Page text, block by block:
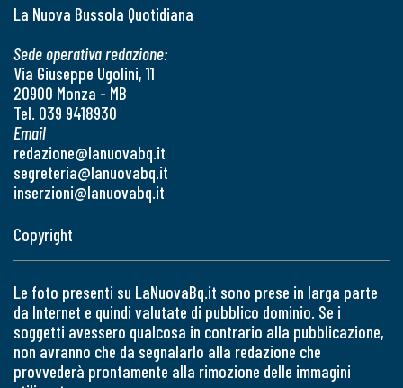
La Nuova Bussola Quotidiana
Sede operativa redazione:
Via Giuseppe Ugolini, 11
20900 Monza - MB
Tel. 039 9418930
Email
redazione@lanuovabq.it
segreteria@lanuovabq.it
inserzioni@lanuovabq.it
Copyright
Le foto presenti su LaNuovaBq.it sono prese in larga parte
da Internet e quindi valutate di pubblico dominio. Se i
soggetti avessero qualcosa in contrario alla pubblicazione,
non avranno che da segnalarlo alla redazione che
provvederà prontamente alla rimozione delle immagini